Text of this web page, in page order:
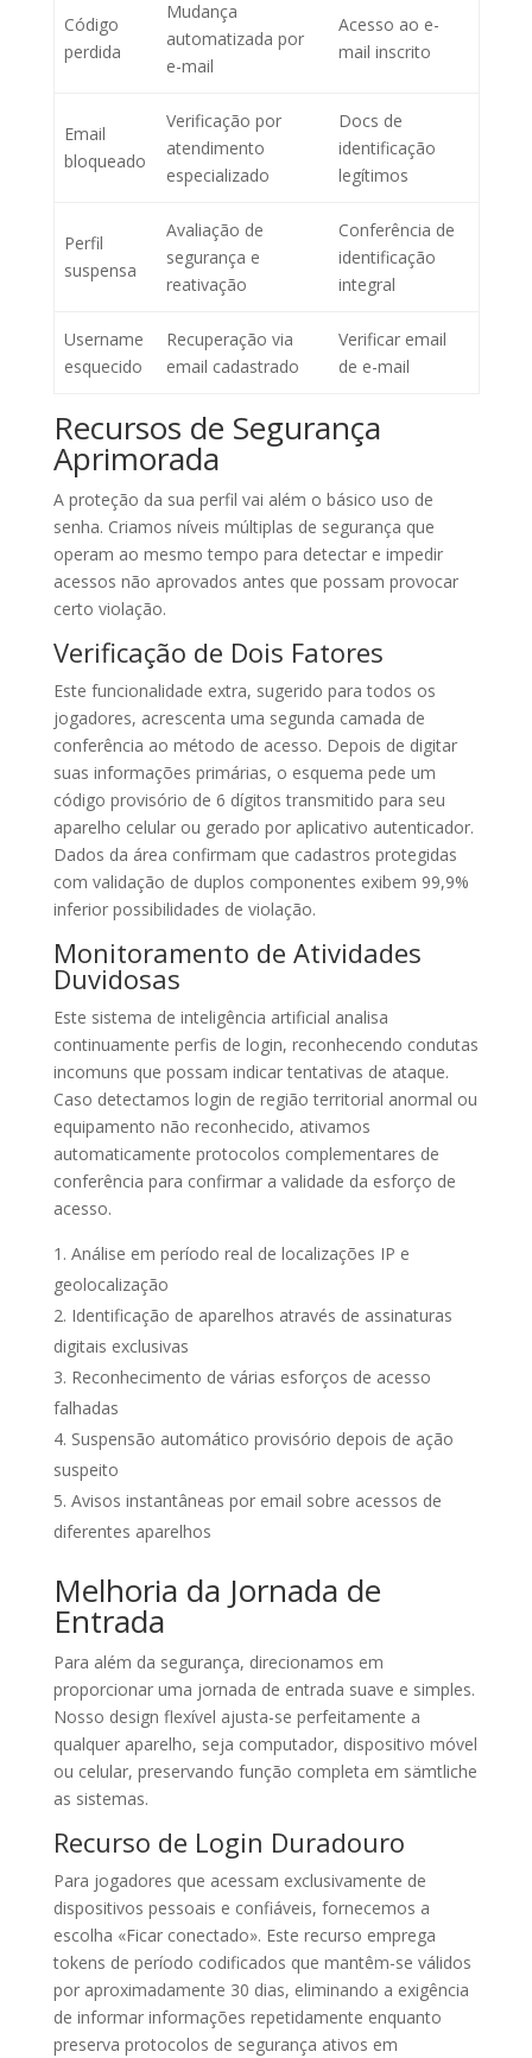
Código
perdida
Mudança
automatizada por
e-mail
Acesso ao e-
mail inscrito
Email
bloqueado
Verificação por
atendimento
especializado
Docs de
identificação
legítimos
Perfil
suspensa
Avaliação de
segurança e
reativação
Conferência de
identificação
integral
Username
esquecido
Recuperação via
email cadastrado
Verificar email
de e-mail
Recursos de Segurança
Aprimorada
A proteção da sua perfil vai além o básico uso de
senha. Criamos níveis múltiplas de segurança que
operam ao mesmo tempo para detectar e impedir
acessos não aprovados antes que possam provocar
certo violação.
Verificação de Dois Fatores
Este funcionalidade extra, sugerido para todos os
jogadores, acrescenta uma segunda camada de
conferência ao método de acesso. Depois de digitar
suas informações primárias, o esquema pede um
código provisório de 6 dígitos transmitido para seu
aparelho celular ou gerado por aplicativo autenticador.
Dados da área confirmam que cadastros protegidas
com validação de duplos componentes exibem 99,9%
inferior possibilidades de violação.
Monitoramento de Atividades
Duvidosas
Este sistema de inteligência artificial analisa
continuamente perfis de login, reconhecendo condutas
incomuns que possam indicar tentativas de ataque.
Caso detectamos login de região territorial anormal ou
equipamento não reconhecido, ativamos
automaticamente protocolos complementares de
conferência para confirmar a validade da esforço de
acesso.
Análise em período real de localizações IP e
geolocalização
Identificação de aparelhos através de assinaturas
digitais exclusivas
Reconhecimento de várias esforços de acesso
falhadas
Suspensão automático provisório depois de ação
suspeito
Avisos instantâneas por email sobre acessos de
diferentes aparelhos
Melhoria da Jornada de
Entrada
Para além da segurança, direcionamos em
proporcionar uma jornada de entrada suave e simples.
Nosso design flexível ajusta-se perfeitamente a
qualquer aparelho, seja computador, dispositivo móvel
ou celular, preservando função completa em sämtliche
as sistemas.
Recurso de Login Duradouro
Para jogadores que acessam exclusivamente de
dispositivos pessoais e confiáveis, fornecemos a
escolha «Ficar conectado». Este recurso emprega
tokens de período codificados que mantêm-se válidos
por aproximadamente 30 dias, eliminando a exigência
de informar informações repetidamente enquanto
preserva protocolos de segurança ativos em